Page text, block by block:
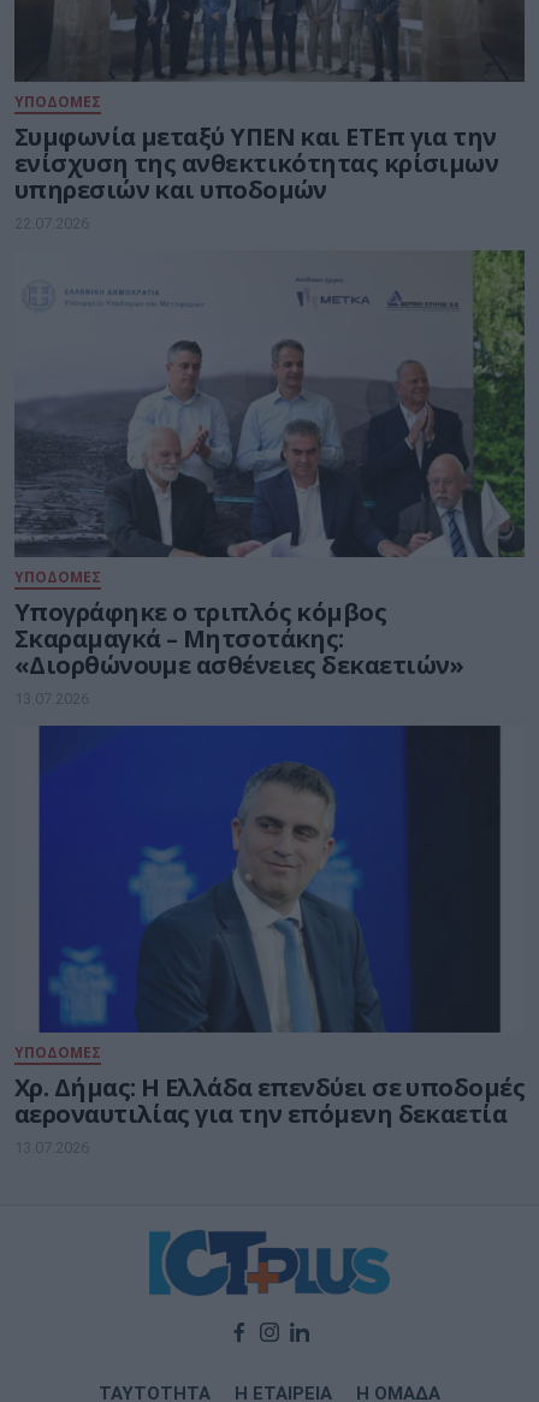
ΥΠΟΔΟΜΕΣ
Συμφωνία μεταξύ ΥΠΕΝ και ΕΤΕπ για την
ενίσχυση της ανθεκτικότητας κρίσιμων
υπηρεσιών και υποδομών
22.07.2026
ΥΠΟΔΟΜΕΣ
Υπογράφηκε ο τριπλός κόμβος
Σκαραμαγκά – Μητσοτάκης:
«Διορθώνουμε ασθένειες δεκαετιών»
13.07.2026
ΥΠΟΔΟΜΕΣ
Χρ. Δήμας: Η Ελλάδα επενδύει σε υποδομές
αεροναυτιλίας για την επόμενη δεκαετία
13.07.2026
ΤΑΥΤΟΤΗΤΑ Η ΕΤΑΙΡΕΙΑ Η ΟΜΑΔΑ